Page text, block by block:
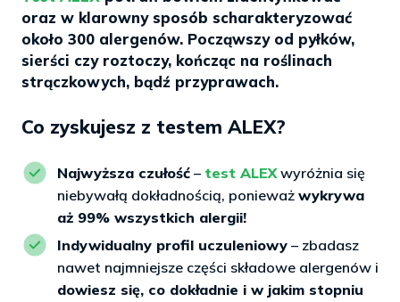
oraz w klarowny sposób scharakteryzować
około 300 alergenów. Począwszy od pyłków,
sierści czy roztoczy, kończąc na roślinach
strączkowych, bądź przyprawach.
Co zyskujesz z testem ALEX?
Najwyższa czułość – test ALEXwyróżnia się
niebywałą dokładnością, ponieważ wykrywa
aż 99% wszystkich alergii!
Indywidualny profil uczuleniowy – zbadasz
nawet najmniejsze części składowe alergenów i
dowiesz się, co dokładnie i w jakim stopniu